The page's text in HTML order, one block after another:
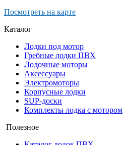
Посмотреть на карте
Каталог
Лодки под мотор
Гребные лодки ПВХ
Лодочные моторы
Аксессуары
Электромоторы
Корпусные лодки
SUP-доски
Комплекты лодка с мотором
Полезное